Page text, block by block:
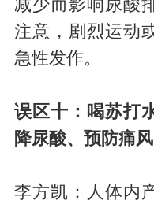
减少而影响尿酸
注意，剧烈运动
急性发作。
误区十：喝苏打
降尿酸、预防痛风
李方凯：人体内